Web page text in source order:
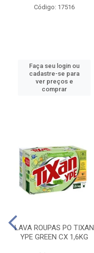
Código: 17516
Faça seu login ou
cadastre-se para
ver preços e
comprar
LAVA ROUPAS PO TIXAN
YPE GREEN CX 1,6KG